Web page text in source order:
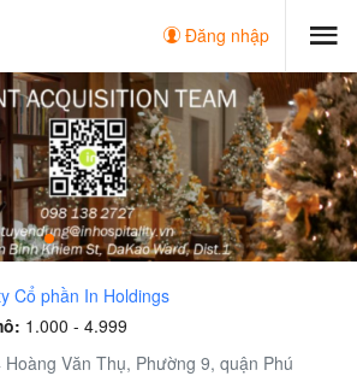
Đăng nhập
Cổ phần In Holdings
1.000 - 4.999
Hoàng Văn Thụ, Phường 9, quận Phú